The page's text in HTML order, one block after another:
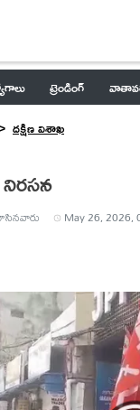
ట్రెండింగ్
దక్షిణ విశాఖ
May 26, 2026,